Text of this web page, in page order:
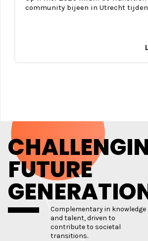
community bijeen in Utrecht
FUTURE
Complementary in knowledge
and talent, driven to
contribute to societal
transitions.